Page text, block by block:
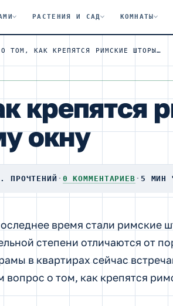
РАСТЕНИЯ И САД КОМНАТЫ
ВСЕ О ТОМ, КАК КРЕПЯТСЯ РИМСКИЕ ШТОРЫ К ПЛАСТИКОВОМУ ОКНУ
крепятся
окну
ПРОЧТЕНИЙ · 0 КОММЕНТАРИЕВ · 5 МИН
время стали римские
степени отличаются от
в квартирах сейчас
вопрос о том, как крепятся